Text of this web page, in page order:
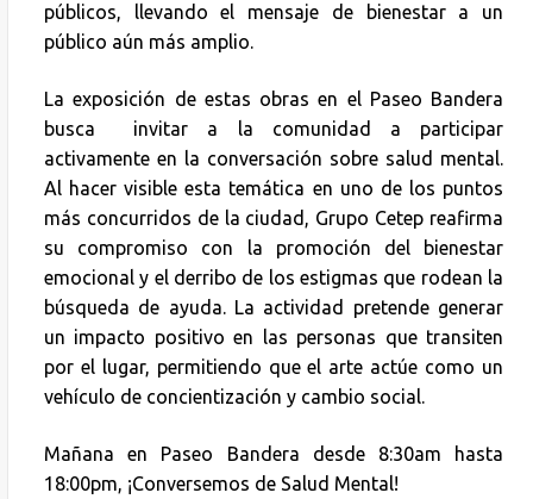
públicos, llevando el mensaje de bienestar a un
público aún más amplio.
La exposición de estas obras en el Paseo Bandera
busca invitar a la comunidad a participar
activamente en la conversación sobre salud mental.
Al hacer visible esta temática en uno de los puntos
más concurridos de la ciudad, Grupo Cetep reafirma
su compromiso con la promoción del bienestar
emocional y el derribo de los estigmas que rodean la
búsqueda de ayuda. La actividad pretende generar
un impacto positivo en las personas que transiten
por el lugar, permitiendo que el arte actúe como un
vehículo de concientización y cambio social.
Mañana en Paseo Bandera desde 8:30am hasta
18:00pm, ¡Conversemos de Salud Mental!